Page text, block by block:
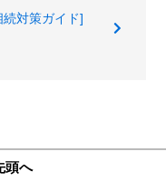
続対策ガイド]
頭へ